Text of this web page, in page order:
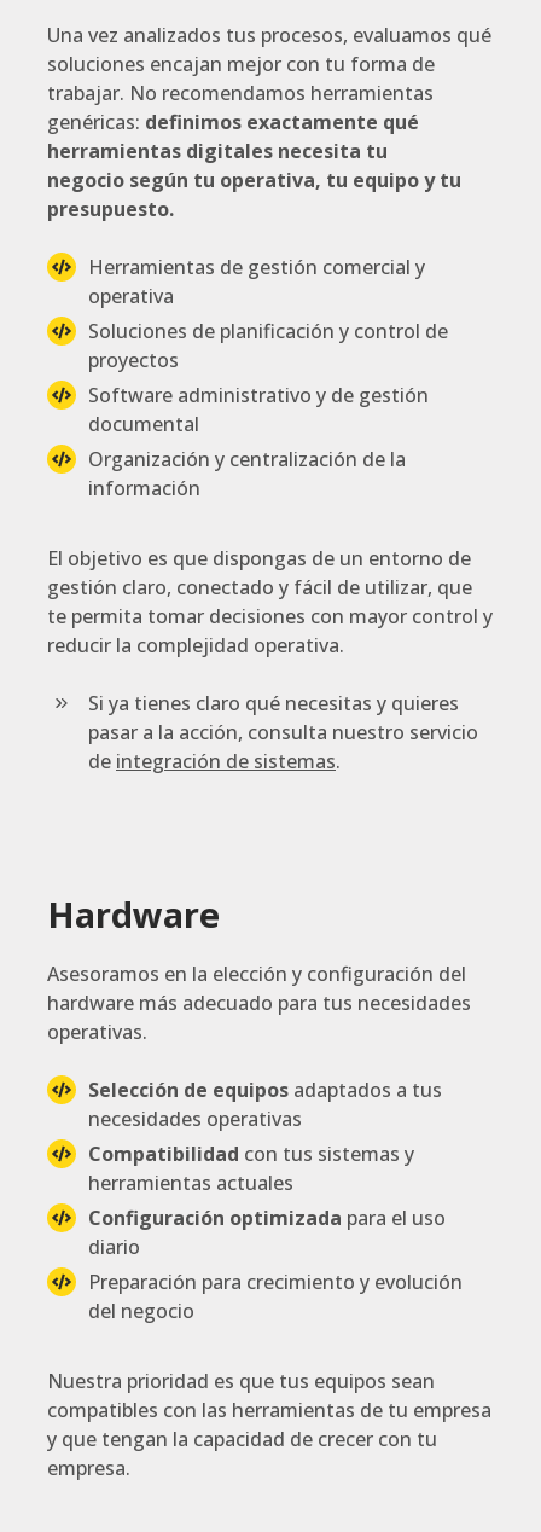
Una vez analizados tus procesos, evaluamos qué
soluciones encajan mejor con tu forma de
trabajar. No recomendamos herramientas
genéricas: definimos exactamente qué
herramientas digitales necesita tu
negocio según tu operativa, tu equipo y tu
presupuesto.
Herramientas de gestión comercial y
operativa
Soluciones de planificación y control de
proyectos
Software administrativo y de gestión
documental
Organización y centralización de la
información
El objetivo es que dispongas de un entorno de
gestión claro, conectado y fácil de utilizar, que
te permita tomar decisiones con mayor control y
reducir la complejidad operativa.
Si ya tienes claro qué necesitas y quieres
pasar a la acción, consulta nuestro servicio
de integración de sistemas.
Hardware
Asesoramos en la elección y configuración del
hardware más adecuado para tus necesidades
operativas.
Selección de equipos adaptados a tus
necesidades operativas
Compatibilidad con tus sistemas y
herramientas actuales
Configuración optimizada para el uso
diario
Preparación para crecimiento y evolución
del negocio
Nuestra prioridad es que tus equipos sean
compatibles con las herramientas de tu empresa
y que tengan la capacidad de crecer con tu
empresa.